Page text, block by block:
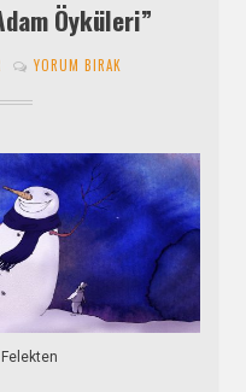
Öyküleri”
YORUM BIRAK